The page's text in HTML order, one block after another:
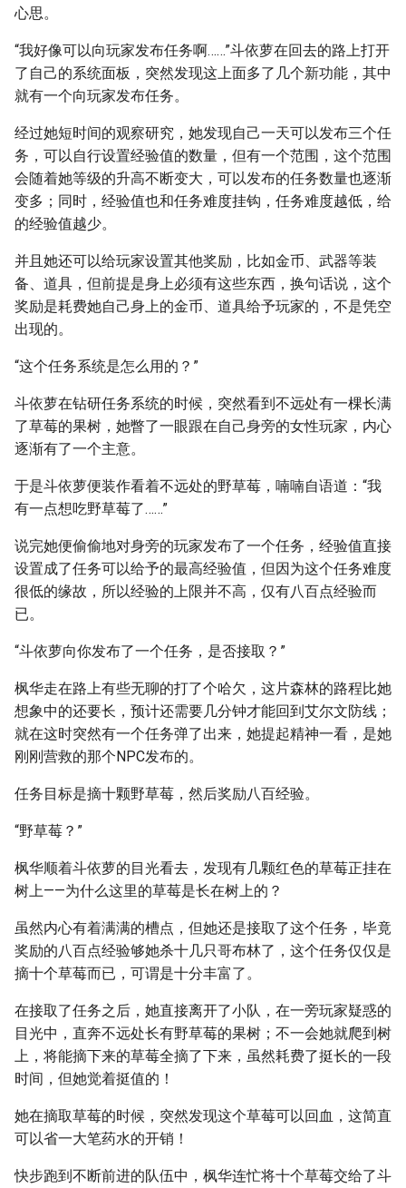
心思。
“我好像可以向玩家发布任务啊……”斗依萝在回去的路上打开
了自己的系统面板，突然发现这上面多了几个新功能，其中
就有一个向玩家发布任务。
经过她短时间的观察研究，她发现自己一天可以发布三个任
务，可以自行设置经验值的数量，但有一个范围，这个范围
会随着她等级的升高不断变大，可以发布的任务数量也逐渐
变多；同时，经验值也和任务难度挂钩，任务难度越低，给
的经验值越少。
并且她还可以给玩家设置其他奖励，比如金币、武器等装
备、道具，但前提是身上必须有这些东西，换句话说，这个
奖励是耗费她自己身上的金币、道具给予玩家的，不是凭空
出现的。
“这个任务系统是怎么用的？”
斗依萝在钻研任务系统的时候，突然看到不远处有一棵长满
了草莓的果树，她瞥了一眼跟在自己身旁的女性玩家，内心
逐渐有了一个主意。
于是斗依萝便装作看着不远处的野草莓，喃喃自语道：“我
有一点想吃野草莓了……”
说完她便偷偷地对身旁的玩家发布了一个任务，经验值直接
设置成了任务可以给予的最高经验值，但因为这个任务难度
很低的缘故，所以经验的上限并不高，仅有八百点经验而
已。
“斗依萝向你发布了一个任务，是否接取？”
枫华走在路上有些无聊的打了个哈欠，这片森林的路程比她
想象中的还要长，预计还需要几分钟才能回到艾尔文防线；
就在这时突然有一个任务弹了出来，她提起精神一看，是她
刚刚营救的那个NPC发布的。
任务目标是摘十颗野草莓，然后奖励八百经验。
“野草莓？”
枫华顺着斗依萝的目光看去，发现有几颗红色的草莓正挂在
树上——为什么这里的草莓是长在树上的？
虽然内心有着满满的槽点，但她还是接取了这个任务，毕竟
奖励的八百点经验够她杀十几只哥布林了，这个任务仅仅是
摘十个草莓而已，可谓是十分丰富了。
在接取了任务之后，她直接离开了小队，在一旁玩家疑惑的
目光中，直奔不远处长有野草莓的果树；不一会她就爬到树
上，将能摘下来的草莓全摘了下来，虽然耗费了挺长的一段
时间，但她觉着挺值的！
她在摘取草莓的时候，突然发现这个草莓可以回血，这简直
可以省一大笔药水的开销！
快步跑到不断前进的队伍中，枫华连忙将十个草莓交给了斗